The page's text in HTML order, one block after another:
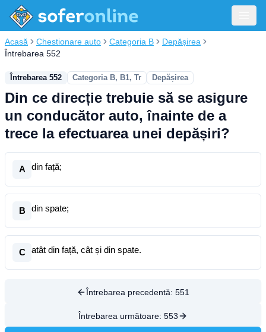
Acasă Chestionare auto Categoria B
Depășirea
Întrebarea 552
Întrebarea 552 Categoria B, B1, Tr Depășirea
Din ce direcție trebuie să se asigure
un conducător auto, înainte de a
trece la efectuarea unei depășiri?
A din față;
B din spate;
C atât din față, cât și din spate.
Întrebarea precedentă: 551
Întrebarea următoare: 553